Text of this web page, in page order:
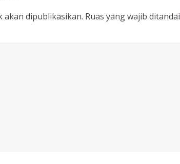
akan dipublikasikan. Ruas yang wajib ditandai